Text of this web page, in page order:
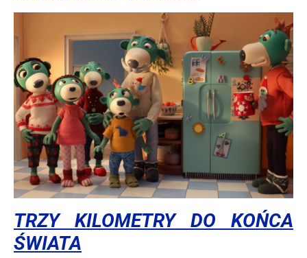
TRZY KILOMETRY DO KOŃCA
ŚWIATA